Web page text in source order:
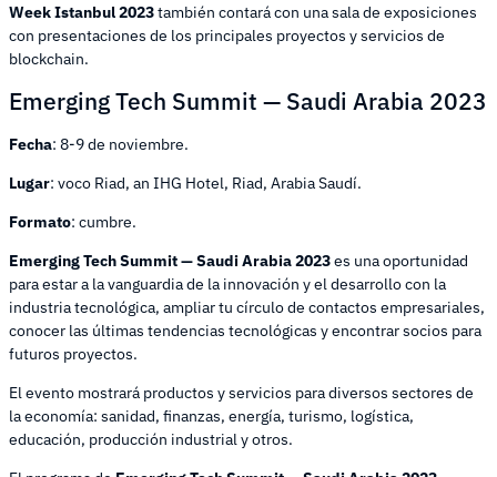
Week Istanbul 2023también contará con una sala de exposiciones
con presentaciones de los principales proyectos y servicios de
blockchain.
Emerging Tech Summit — Saudi Arabia 2023
Fecha: 8-9 de noviembre.
Lugar: voco Riad, an IHG Hotel, Riad, Arabia Saudí.
Formato: cumbre.
Emerging Tech Summit — Saudi Arabia 2023es una oportunidad
para estar a la vanguardia de la innovación y el desarrollo con la
industria tecnológica, ampliar tu círculo de contactos empresariales,
conocer las últimas tendencias tecnológicas y encontrar socios para
futuros proyectos.
El evento mostrará productos y servicios para diversos sectores de
la economía: sanidad, finanzas, energía, turismo, logística,
educación, producción industrial y otros.